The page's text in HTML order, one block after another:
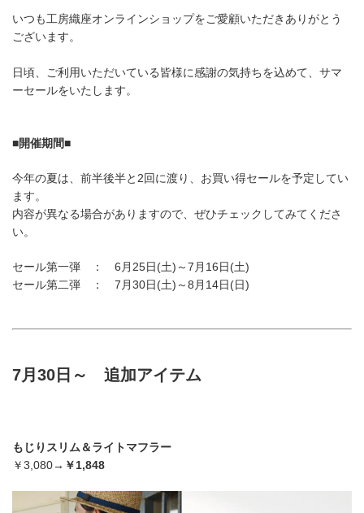
いつも工房織座オンラインショップをご愛顧いただきありがとう
ございます。
日頃、ご利用いただいている皆様に感謝の気持ちを込めて、サマ
ーセールをいたします。
■開催期間■
今年の夏は、前半後半と2回に渡り、お買い得セールを予定してい
ます。
内容が異なる場合がありますので、ぜひチェックしてみてくださ
い。
セール第一弾 ： 6月25日(土)～7月16日(土)
セール第二弾 ： 7月30日(土)～8月14日(日)
7月30日～ 追加アイテム
もじりスリム＆ライトマフラー
￥3,080→ ￥1,848